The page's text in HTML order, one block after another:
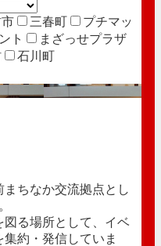
三春町
プチマッ
ト
まざっせプラザ
石川町
まちなか交流拠点とし
る場所として、イベ
約・発信していま